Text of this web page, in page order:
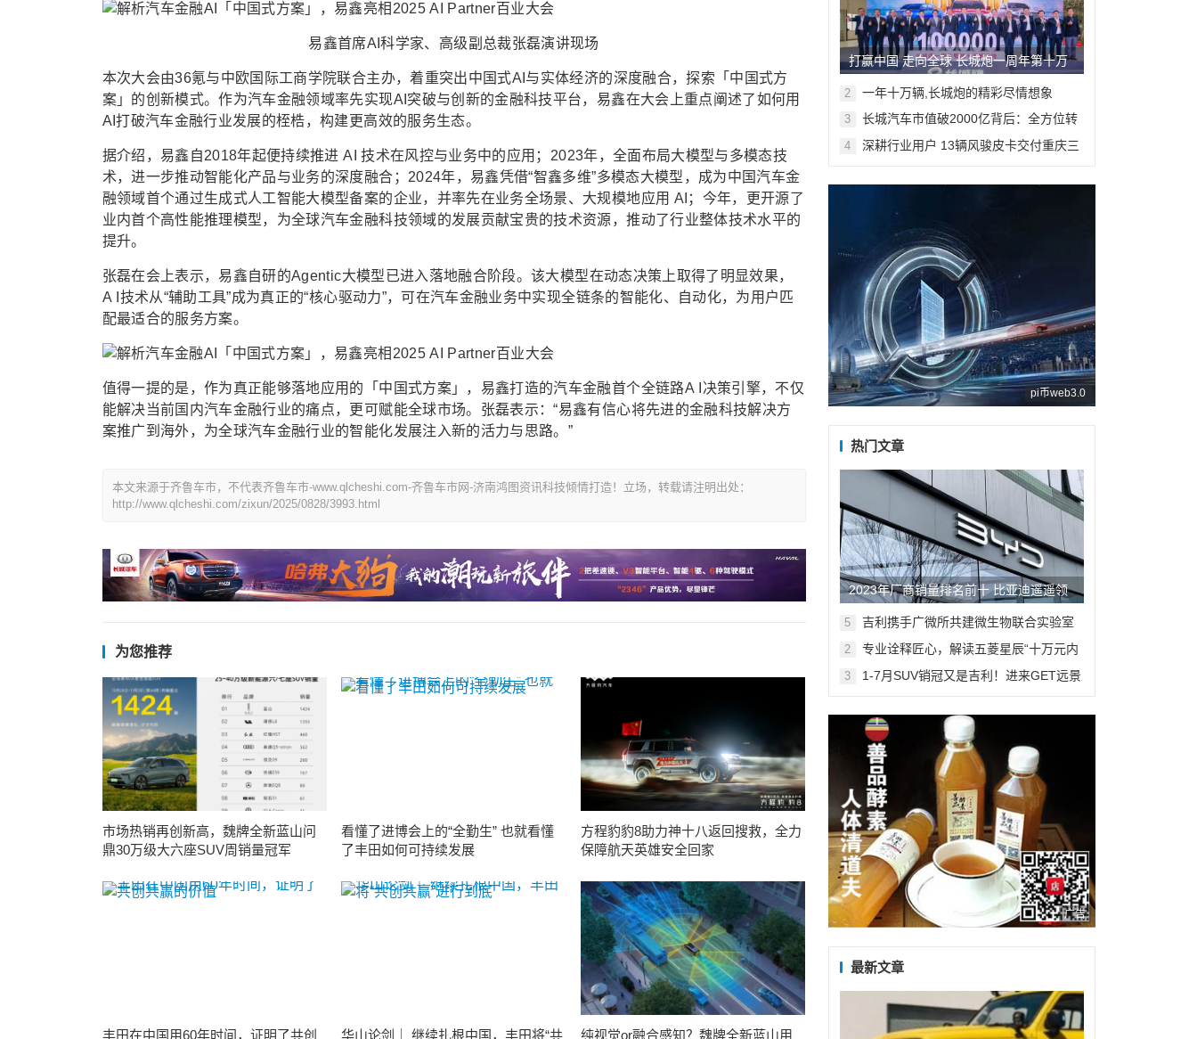
易鑫首席AI科学家、高级副总裁张磊演讲现场
本次大会由36氪与中欧国际工商学院联合主办，着重突出中国式AI与实体经济的深度融合，探索「中国式方
案」的创新模式。作为汽车金融领域率先实现AI突破与创新的金融科技平台，易鑫在大会上重点阐述了如何用
AI打破汽车金融行业发展的桎梏，构建更高效的服务生态。
据介绍，易鑫自2018年起便持续推进 AI 技术在风控与业务中的应用；2023年，全面布局大模型与多模态技
术，进一步推动智能化产品与业务的深度融合；2024年，易鑫凭借“智鑫多维”多模态大模型，成为中国汽车金
融领域首个通过生成式人工智能大模型备案的企业，并率先在业务全场景、大规模地应用 AI；今年，更开源了
业内首个高性能推理模型，为全球汽车金融科技领域的发展贡献宝贵的技术资源，推动了行业整体技术水平的
提升。
张磊在会上表示，易鑫自研的Agentic大模型已进入落地融合阶段。该大模型在动态决策上取得了明显效果，
A I技术从“辅助工具”成为真正的“核心驱动力”，可在汽车金融业务中实现全链条的智能化、自动化，为用户匹
配最适合的服务方案。
值得一提的是，作为真正能够落地应用的「中国式方案」，易鑫打造的汽车金融首个全链路A I决策引擎，不仅
能解决当前国内汽车金融行业的痛点，更可赋能全球市场。张磊表示：“易鑫有信心将先进的金融科技解决方
案推广到海外，为全球汽车金融行业的智能化发展注入新的活力与思路。”
本文来源于齐鲁车市，不代表齐鲁车市-www.qlcheshi.com-齐鲁车市网-济南鸿图资讯科技倾情打造！立场，转载请注明出处：
http://www.qlcheshi.com/zixun/2025/0828/3993.html
为您推荐
市场热销再创新高，魏牌全新蓝山问
鼎30万级大六座SUV周销量冠军
看懂了进博会上的“全勤生” 也就看懂
了丰田如何可持续发展
方程豹豹8助力神十八返回搜救，全力
保障航天英雄安全回家
丰田在中国用60年时间，证明了共创
华山论剑｜ 继续扎根中国，丰田将“共
纯视觉or融合感知？魏牌全新蓝山用
打赢中国 走向全球 长城炮一周年第十万
辆在重庆智慧工厂正式下线
2 一年十万辆,长城炮的精彩尽情想象
3
长城汽车市值破2000亿背后：全方位转
4
深耕行业用户 13辆风骏皮卡交付重庆三
pi币web3.0
热门文章
2023年厂商销量排名前十 比亚迪遥遥领
先 长城垫底
5
吉利携手广微所共建微生物联合实验室
2
专业诠释匠心，解读五菱星辰“十万元内
3
1-7月SUV销冠又是吉利！进来GET远景
广告
最新文章